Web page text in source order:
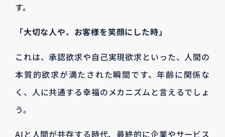
す。
「大切な人や、お客様を笑顔にした時」
これは、承認欲求や自己実現欲求といった、人間の
本質的欲求が満たされた瞬間です。年齢に関係な
く、人に共通する幸福のメカニズムと言えるでしょ
う。
AIと人間が共存する時代、最終的に企業やサービス